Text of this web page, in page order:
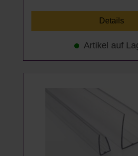
Details
Artikel auf